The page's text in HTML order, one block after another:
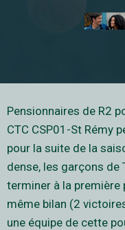
Pensionnaires de R2
CTC CSP01-St Rémy
pour la suite de la
dense, les garçons
terminer à la première
même bilan (2
une équipe de cette